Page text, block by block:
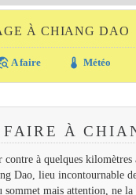
À CHIANG DAO
A faire thermostat Météo
À
à quelques kilomètres
Dao, lieu incontournable
mais attention, ne